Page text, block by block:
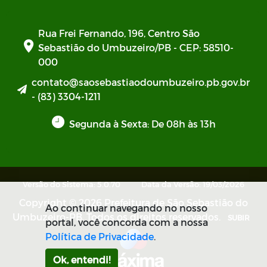
Rua Frei Fernando, 196, Centro São
Sebastião do Umbuzeiro/PB - CEP: 58510-
000
contato@saosebastiaodoumbuzeiro.pb.gov.br
- (83) 3304-1211
Segunda à Sexta: De 08h às 13h
Versão do Sistema: 5.0.70 Data da Versão: 19/03/2026
Copyright © 2026 Prefeitura de São Sebastião do
Umbuzeiro-PB. Todos os direitos reservados.
SUBIR
Ao continuar navegando no nosso
portal, você concorda com a nossa
Política de Privacidade.
Ok, entendi!